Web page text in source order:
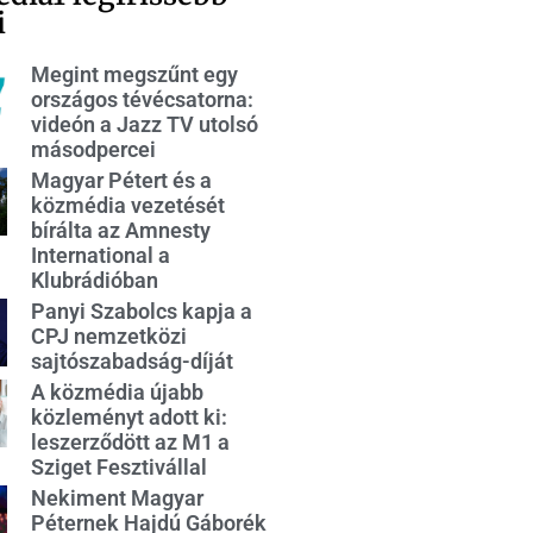
Megint megszűnt egy
országos tévécsatorna:
videón a Jazz TV utolsó
másodpercei
Magyar Pétert és a
közmédia vezetését
bírálta az Amnesty
International a
Klubrádióban
Panyi Szabolcs kapja a
CPJ nemzetközi
sajtószabadság-díját
A közmédia újabb
közleményt adott ki:
leszerződött az M1 a
Sziget Fesztivállal
Nekiment Magyar
Péternek Hajdú Gáborék